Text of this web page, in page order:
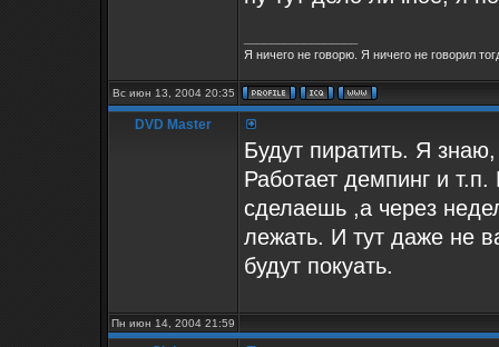
Я ничего не говорю. Я ничего не говорил
Вс июн 13, 2004 20:35
DVD Master
Будут пиратить. Я
Работает демпинг и
сделаешь ,а через
лежать. И тут даже не
будут покуать.
Пн июн 14, 2004 21:59